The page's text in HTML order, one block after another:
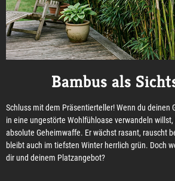
Bambus als
Schluss mit dem Präsentierteller! Wenn du deinen
in eine ungestörte Wohlfühloase verwandeln
absolute Geheimwaffe. Er wächst rasant, rauscht
bleibt auch im tiefsten Winter herrlich grün. Doch
dir und deinem Platzangebot?